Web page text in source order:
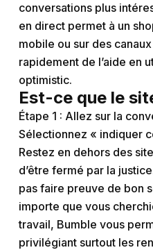
conversations plus
en direct permet à un
mobile ou sur des
rapidement de l’aide en
optimistic.
Est-ce que le
Étape 1 : Allez sur la
Sélectionnez « indiquer
Restez en dehors des
d’être fermé par la
pas faire preuve de bon
importe que vous
travail, Bumble vous
privilégiant surtout les